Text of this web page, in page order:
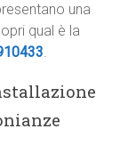
una
qual è la
.